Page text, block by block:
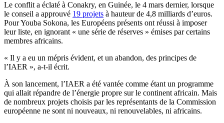
Le conflit a éclaté à Conakry, en Guinée, le 4 mars dernier, lorsque
le conseil a approuvé 19 projets à hauteur de 4,8 milliards d’euros.
Pour Youba Sokona, les Européens présents ont réussi à imposer
leur liste, en ignorant « une série de réserves » émises par certains
membres africains.
« Il y a eu un mépris évident, et un abandon, des principes de
l’IAER », a-t-il écrit.
À son lancement, l’IAER a été vantée comme étant un programme
qui allait répandre de l’énergie propre sur le continent africain. Mais
de nombreux projets choisis par les représentants de la Commission
européenne ne sont ni nouveaux, ni renouvelables, ni africains.